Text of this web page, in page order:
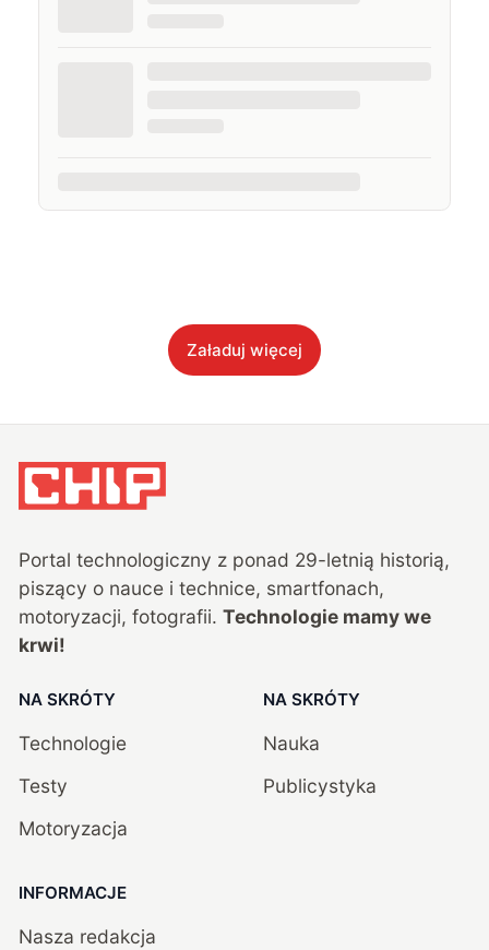
Załaduj więcej
Portal technologiczny z ponad 29-letnią historią,
piszący o nauce i technice, smartfonach,
motoryzacji, fotografii. Technologie mamy we
krwi!
NA SKRÓTY
Technologie
Testy
Motoryzacja
NA SKRÓTY
Nauka
Publicystyka
INFORMACJE
Nasza redakcja